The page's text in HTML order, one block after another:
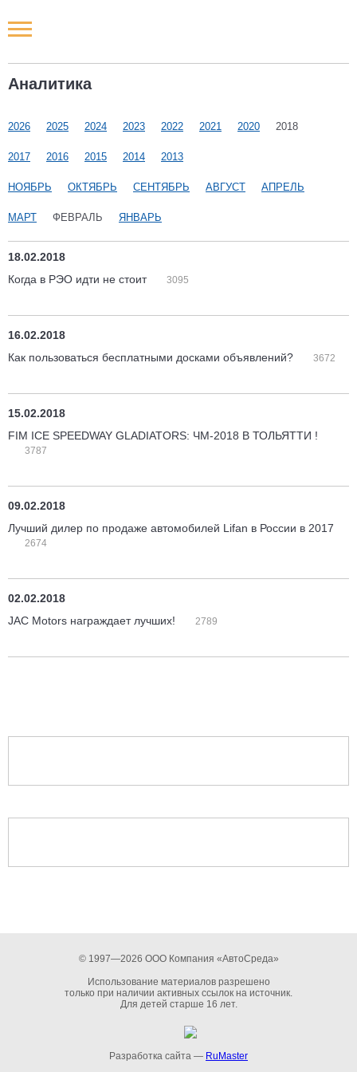
Аналитика
2026 2025 2024 2023 2022 2021 2020 2018
2017 2016 2015 2014 2013
НОЯБРЬ ОКТЯБРЬ СЕНТЯБРЬ АВГУСТ АПРЕЛЬ
МАРТ ФЕВРАЛЬ ЯНВАРЬ
18.02.2018
Когда в РЭО идти не стоит
3095
16.02.2018
Как пользоваться бесплатными досками объявлений?
3672
15.02.2018
FIM ICE SPEEDWAY GLADIATORS: ЧМ-2018 В ТОЛЬЯТТИ !
3787
09.02.2018
Лучший дилер по продаже автомобилей Lifan в России в 2017
2674
02.02.2018
JAC Motors награждает лучших!
2789
© 1997—2026 ООО Компания «АвтоСреда»
Использование материалов разрешено
только при наличии активных ссылок на источник.
Для детей старше 16 лет.
Разработка сайта — RuMaster
Новости РФ
Наши мероприятия
Статьи